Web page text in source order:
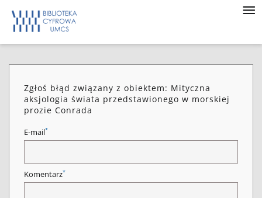
Zgłoś błąd związany z obiektem: Mityczna
aksjologia świata przedstawionego w morskiej
prozie Conrada
E-mail*
Komentarz*